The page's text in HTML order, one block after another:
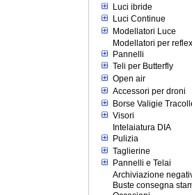
Luci ibride
Luci Continue
Modellatori Luce
Modellatori per reflex
Pannelli
Teli per Butterfly
Open air
Accessori per droni
Borse Valigie
Visori
Intelaiatura DIA
Pulizia
Taglierine
Pannelli e Telai
Archiviazione
Buste consegna